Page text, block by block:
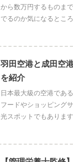
から数万円するものま
でるのか気になるとこ
羽田空港と成田空
を紹介
日本最大級の空港であ
フードやショッピング
光スポットでもありま